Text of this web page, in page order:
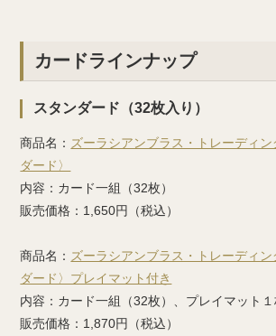
カードラインナップ
スタンダード（32枚入り）
商品名： ズーラシアンブラス・トレーディ
ダード〉
内容：カード一組（32枚）
販売価格：1,650円（税込）
商品名： ズーラシアンブラス・トレーディ
ダード〉プレイマット付き
内容：カード一組（32枚）、プレイマット１
販売価格：1,870円（税込）